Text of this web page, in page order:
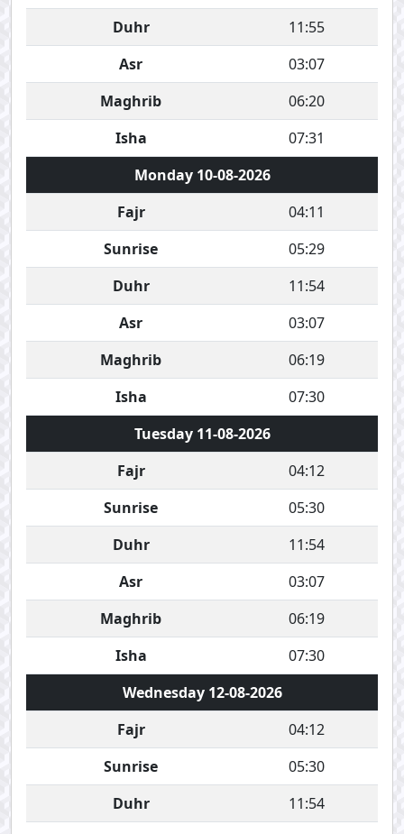
Duhr
11:55
Asr
03:07
Maghrib
06:20
Isha
07:31
Monday 10-08-2026
Fajr
04:11
Sunrise
05:29
Duhr
11:54
Asr
03:07
Maghrib
06:19
Isha
07:30
Tuesday 11-08-2026
Fajr
04:12
Sunrise
05:30
Duhr
11:54
Asr
03:07
Maghrib
06:19
Isha
07:30
Wednesday 12-08-2026
Fajr
04:12
Sunrise
05:30
Duhr
11:54